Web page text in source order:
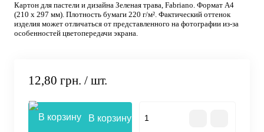
Картон для пастели и дизайна Зеленая трава, Fabriano. Формат А4
(210 х 297 мм). Плотность бумаги 220 г/м². Фактический оттенок
изделия может отличаться от представленного на фотографии из-за
особенностей цветопередачи экрана.
12,80 грн. / шт.
В корзину